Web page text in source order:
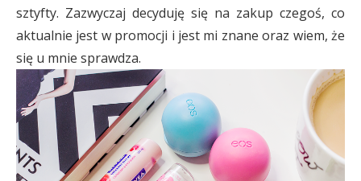
sztyfty. Zazwyczaj decyduję się na zakup czegoś, co
aktualnie jest w promocji i jest mi znane oraz wiem, że
się u mnie sprawdza.